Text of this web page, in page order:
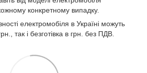
конкретному випадку.
електромобіля в Україні можуть
так і безготівка в грн. без ПДВ.